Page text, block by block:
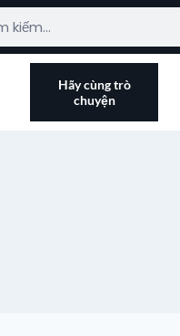
Hãy cùng trò
chuyện